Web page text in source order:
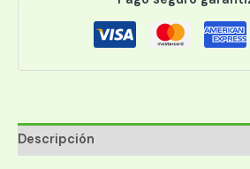
cantidad
Descripción